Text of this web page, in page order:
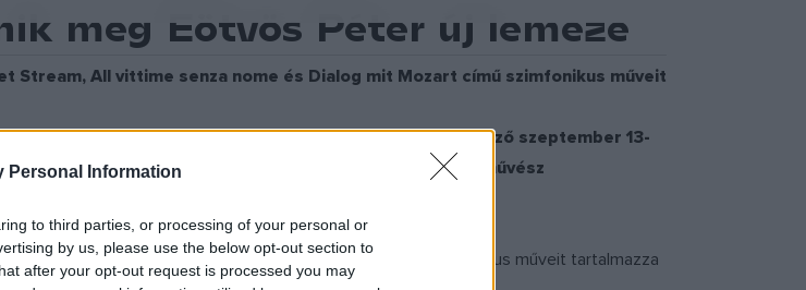
Personal Information
to third parties, or processing of your personal or
by us, please use the below opt-out section to
after your opt-out request is processed you may
meg Eötvös Péter új lemeze
Stream, All vittime senza nome és Dialog mit Mozart című szimfonikus műveit
és karmester, az egyik legismertebb magyar operaszerző szeptember 13-
Zenekarának és Hakan Hardenberger svéd trombitaművész
All vittime senza nomeésDialog mit Mozart
című szimfonikus műveit tartalmazza